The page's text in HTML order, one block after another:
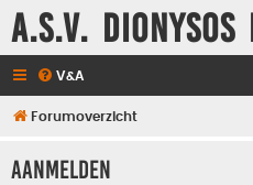
A.S.V. Dionysos
V&A
Forumoverzicht
Aanmelden